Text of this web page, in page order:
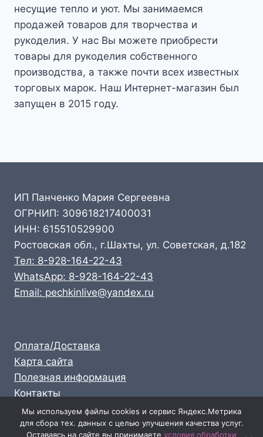
несущие тепло и уют. Мы занимаемся
продажей товаров для творчества и
рукоделия. У нас Вы можете приобрести
товары для рукоделия собственного
производства, а также почти всех известных
торговых марок. Наш Интернет-магазин был
запущен в 2015 году.
ИП Панченко Мария Сергеевна
ОГРНИП: 309618217400031
ИНН: 615510529900
Ростовская обл., г.Шахты, ул. Советская, д.182
Тел: 8-928-164-22-43
WhatsApp: 8-928-164-22-43
Email: pechkinlive@yandex.ru
Оплата/Доставка
Карта сайта
Полезная информация
Контакты
Личный кабинет
Опт: 8-928-164-22-43
Мы используем файлы cookies и сервис Яндекс.Метрика
для сбора тех. данных с целью улучшения качества услуг.
Оставаясь на сайте вы принимаете условия обработки